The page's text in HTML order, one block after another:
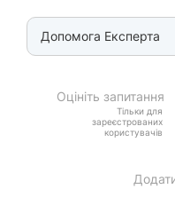
Допомога Експерта
Оцініть запитання
Тільки для
зареєстрованих
користувачів